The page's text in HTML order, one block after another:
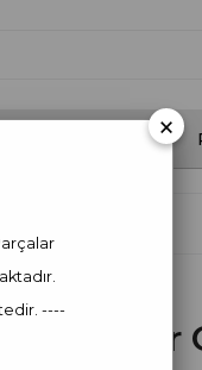
Otonom İlaçlama
Rubber
×
----